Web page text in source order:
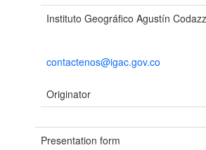
Instituto Geográfico Agustín
contactenos@igac.gov.co
Originator
Presentation form